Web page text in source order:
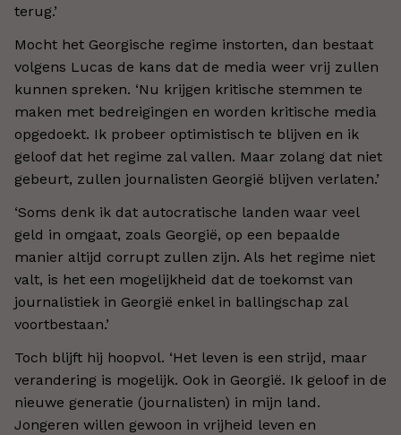
terug.’
Mocht het Georgische regime instorten, dan bestaat
volgens Lucas de kans dat de media weer vrij zullen
kunnen spreken. ‘Nu krijgen kritische stemmen te
maken met bedreigingen en worden kritische media
opgedoekt. Ik probeer optimistisch te blijven en ik
geloof dat het regime zal vallen. Maar zolang dat niet
gebeurt, zullen journalisten Georgië blijven verlaten.’
‘Soms denk ik dat autocratische landen waar veel
geld in omgaat, zoals Georgië, op een bepaalde
manier altijd corrupt zullen zijn. Als het regime niet
valt, is het een mogelijkheid dat de toekomst van
journalistiek in Georgië enkel in ballingschap zal
voortbestaan.’
Toch blijft hij hoopvol. ‘Het leven is een strijd, maar
verandering is mogelijk. Ook in Georgië. Ik geloof in de
nieuwe generatie (journalisten) in mijn land.
Jongeren willen gewoon in vrijheid leven en